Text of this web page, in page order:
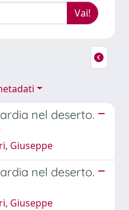
nel deserto.
Giuseppe
nel deserto.
Giuseppe